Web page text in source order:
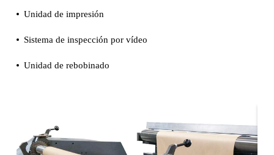
Unidad de impresión
Sistema de inspección por vídeo
Unidad de rebobinado